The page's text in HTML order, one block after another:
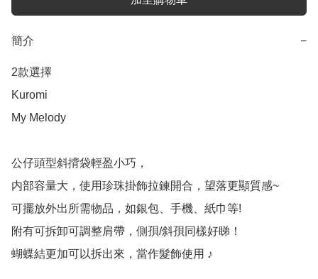
簡介 −
2款選擇
Kuromi
My Melody
公仔頭型斜揹袋輕盈小巧，
内部容量大，使用珍珠掛飾拉鍊開合，望落更顯質感~
可擺放外出所需物品，如銀包、手機、紙巾等!
附有可拆卸可調整肩帶，側孭/斜孭同樣好睇！
蝴蝶結更加可以拆出來，當作髮飾使用 ♪